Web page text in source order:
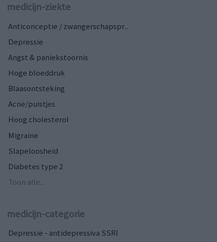
medicijn-ziekte
Anticonceptie / zwangerschapspr...
Depressie
Angst & paniekstoornis
Hoge bloeddruk
Blaasontsteking
Acne/puistjes
Hoog cholesterol
Migraine
Slapeloosheid
Diabetes type 2
Toon alle...
medicijn-categorie
Depressie - antidepressiva SSRI